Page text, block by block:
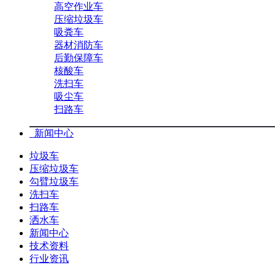
高空作业车
压缩垃圾车
吸粪车
器材消防车
后勤保障车
核酸车
洗扫车
吸尘车
扫路车
新闻中心
垃圾车
压缩垃圾车
勾臂垃圾车
洗扫车
扫路车
洒水车
新闻中心
技术资料
行业资讯